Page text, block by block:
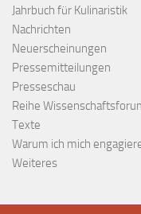
Jahrbuch für Kulinaristik
Nachrichten
Neuerscheinungen
Pressemitteilungen
Presseschau
Reihe
Texte
Warum ich mich
Weiteres